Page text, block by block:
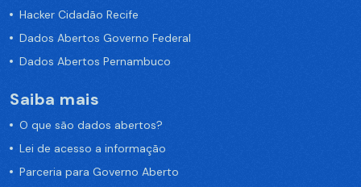
Hacker Cidadão Recife
Dados Abertos Governo Federal
Dados Abertos Pernambuco
Saiba mais
O que são dados abertos?
Lei de acesso a informação
Parceria para Governo Aberto